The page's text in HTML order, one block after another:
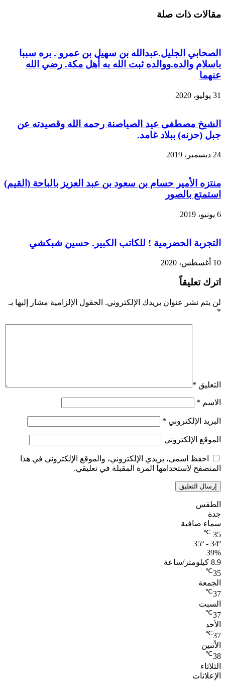
مقالات ذات صلة
الصحابي الجليل.عبدالله بن سهيل بن عمرو . بره سببا
باسلام والده.ووالده ثبت الله به أهل مكة. رضي الله
عنهما
31 يوليو، 2020
الشيخ مصطفى عيد الصياصنة رحمه الله وقصيدته عن
جبل (حزنه) ببلاد غامد.
24 ديسمبر، 2019
منتزه الأمير حسام بن سعود بن عبد العزيز بالباحة (القيم)
استمتع بالصور
6 يونيو، 2019
التجربة الحضرمية ! للكاتب الكبير. حسين شبكشي
10 أغسطس، 2020
اترك تعليقاً
لن يتم نشر عنوان بريدك الإلكتروني. الحقول الإلزامية مشار إليها بـ
*
التعليق *
الاسم *
البريد الإلكتروني *
الموقع الإلكتروني
احفظ اسمي، بريدي الإلكتروني، والموقع الإلكتروني في هذا
المتصفح لاستخدامها المرة المقبلة في تعليقي.
الطقس
جدة
سماء صافية
35
℃
35º - 34º
39%
8.9 كيلومتر/ساعة
35
℃
الجمعة
37
℃
السبت
37
℃
الأحد
37
℃
الأثنين
38
℃
الثلاثاء
الإعلانات